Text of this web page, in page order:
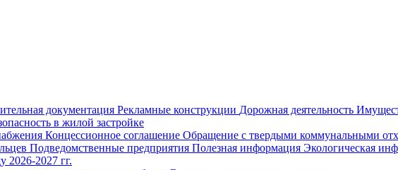
документация Рекламные конструкции Дорожная деятельность
в жилой застройке
Концессионное соглашение Обращение с твердыми коммунальными
Подведомственные предприятия Полезная информация Экологическая
2026-2027 гг.